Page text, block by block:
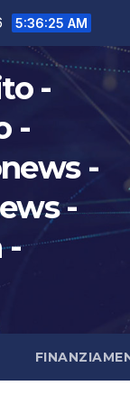
5:36:26 AM
-
-
-
-
-